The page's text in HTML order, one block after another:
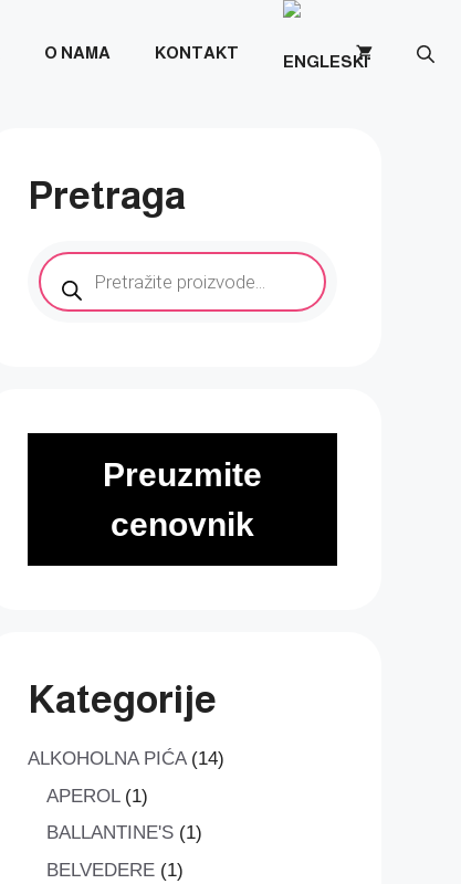
O NAMA KONTAKT
Pretraga
Products
search
Preuzmite
cenovnik
Kategorije
ALKOHOLNA PIĆA 1414
APEROL 11
proizvod
BALLANTINE'S 11
BELVEDERE 11